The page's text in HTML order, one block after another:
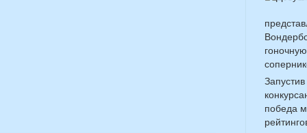
победа